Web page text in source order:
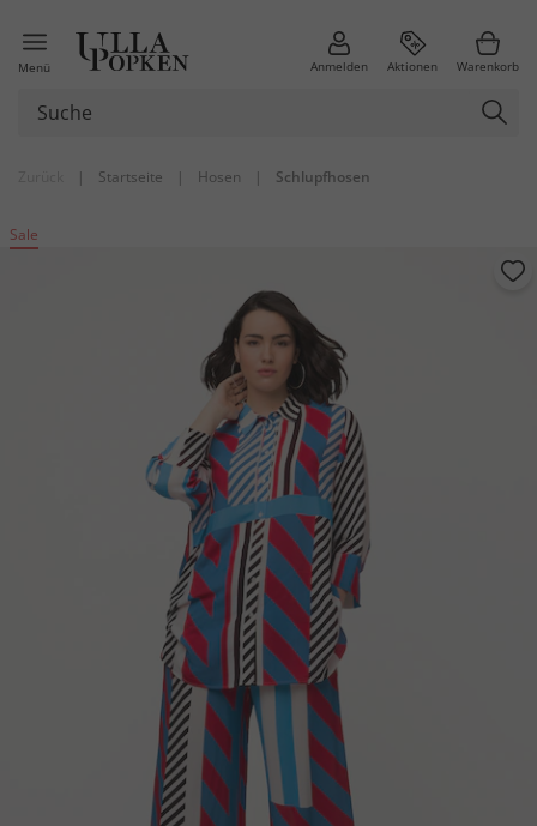
Menü Anmelden Aktionen Warenkorb
| Startseite | Hosen | Schlupfhosen
Sale